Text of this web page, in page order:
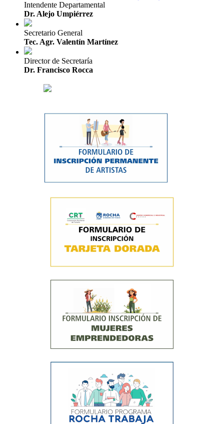
Intendente Departamental
Dr. Alejo Umpiérrez
Secretario General
Tec. Agr. Valentín Martínez
Director de Secretaría
Dr. Francisco Rocca